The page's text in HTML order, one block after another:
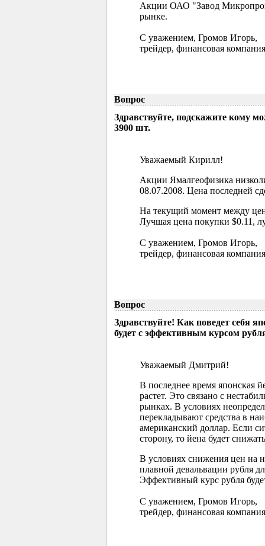
Акции ОАО "Завод
рынке.
С уважением, Громов Игорь,
трейдер, финансовая
Вопрос
Здравствуйте, подскажите кому
3900 шт.
Уважаемый Кирилл!
Акции Ямалгеофизика
08.07.2008. Цена последней
На текущий момент между
Лучшая цена покупки $0.11,
С уважением, Громов Игорь,
трейдер, финансовая
Вопрос
Здравствуйте! Как поведет себя
будет с эффективным курсом
Уважаемый Дмитрий!
В последнее время
растет. Это связано с
рынках. В условиях
перекладывают средства в
американский доллар. Если
сторону, то йена будет
В условиях снижения цен на
плавной девальвации рубля
Эффективный курс рубля
С уважением, Громов Игорь,
трейдер, финансовая